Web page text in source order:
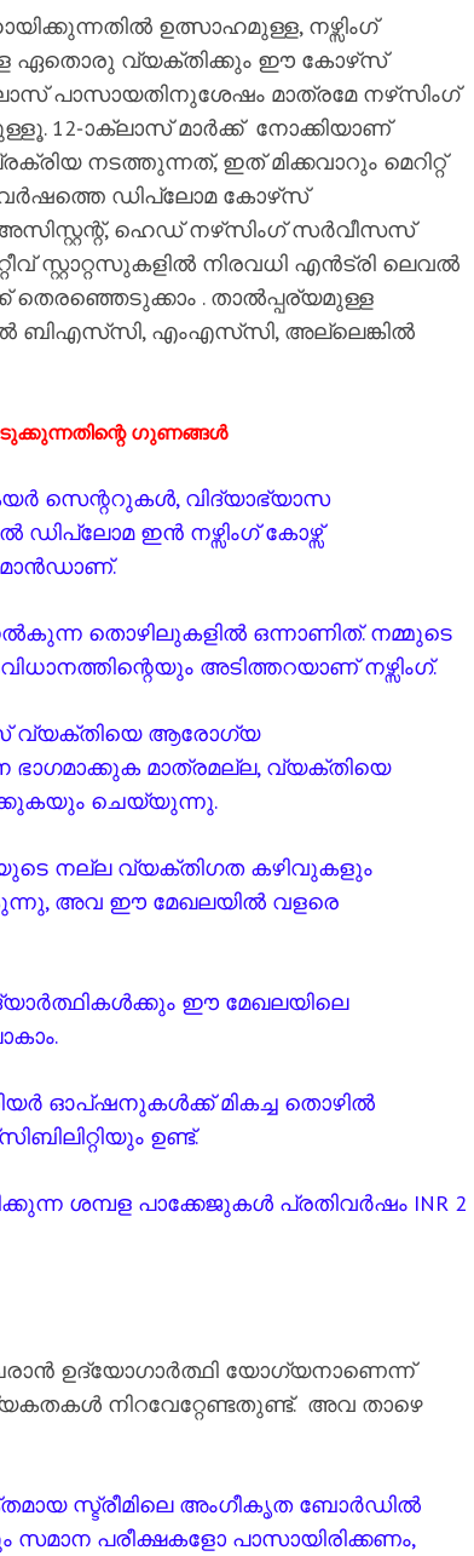
ഉത്സാഹമുള്ള, നഴ്സിംഗ്
ഏതൊരു വ്യക്തിക്കും ഈ കോഴ്‌സ്
പാസായതിനുശേഷം മാത്രമേ നഴ്‌സിംഗ്
12-ാക്ലാസ് മാർക്ക് നോക്കിയാണ്
നടത്തുന്നത്, ഇത് മിക്കവാറും മെറിറ്റ്
വർഷത്തെ ഡിപ്ലോമ കോഴ്‌സ്
ഹെഡ് നഴ്‌സിംഗ് സർവീസസ്
സ്റ്റാറ്റസുകളിൽ നിരവധി എൻട്രി ലെവൽ
. താൽപ്പര്യമുള്ള
ബിഎസ്‌സി, എംഎസ്‌സി, അല്ലെങ്കിൽ
ഗുണങ്ങൾ
സെന്ററുകൾ, വിദ്യാഭ്യാസ
ഡിപ്ലോമ ഇൻ നഴ്സിംഗ് കോഴ്സ്
തൊഴിലുകളിൽ ഒന്നാണിത്. നമ്മുടെ
അടിത്തറയാണ് നഴ്സിംഗ്.
വ്യക്തിയെ ആരോഗ്യ
മാത്രമല്ല, വ്യക്തിയെ
ചെയ്യുന്നു.
നല്ല വ്യക്തിഗത കഴിവുകളും
അവ ഈ മേഖലയിൽ വളരെ
ഈ മേഖലയിലെ
ഓപ്ഷനുകൾക്ക് മികച്ച തൊഴിൽ
ഉണ്ട്.
ശമ്പള പാക്കേജുകൾ പ്രതിവർഷം INR 2
ഉദ്യോഗാർത്ഥി യോഗ്യനാണെന്ന്
നിറവേറ്റേണ്ടതുണ്ട്. അവ താഴെ
സ്ട്രീമിലെ അംഗീകൃത ബോർഡിൽ
സമാന പരീക്ഷകളോ പാസായിരിക്കണം,